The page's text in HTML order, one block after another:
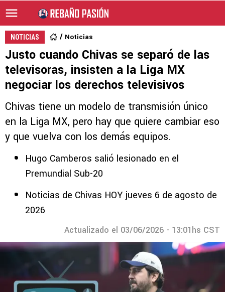
NOTICIAS Noticias
Justo cuando Chivas se separó de las
televisoras, insisten a la Liga MX
negociar los derechos televisivos
Chivas tiene un modelo de transmisión único
en la Liga MX, pero hay que quiere cambiar eso
y que vuelva con los demás equipos.
Hugo Camberos salió lesionado en el
Premundial Sub-20
Noticias de Chivas HOY jueves 6 de agosto de
2026
Actualizado el 03/06/2026 - 13:01hs CST